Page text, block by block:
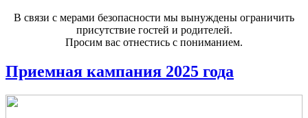
В связи с мерами безопасности мы вынуждены ограничить
присутствие гостей и родителей.
Просим вас отнестись с пониманием.
Приемная кампания 2025 года